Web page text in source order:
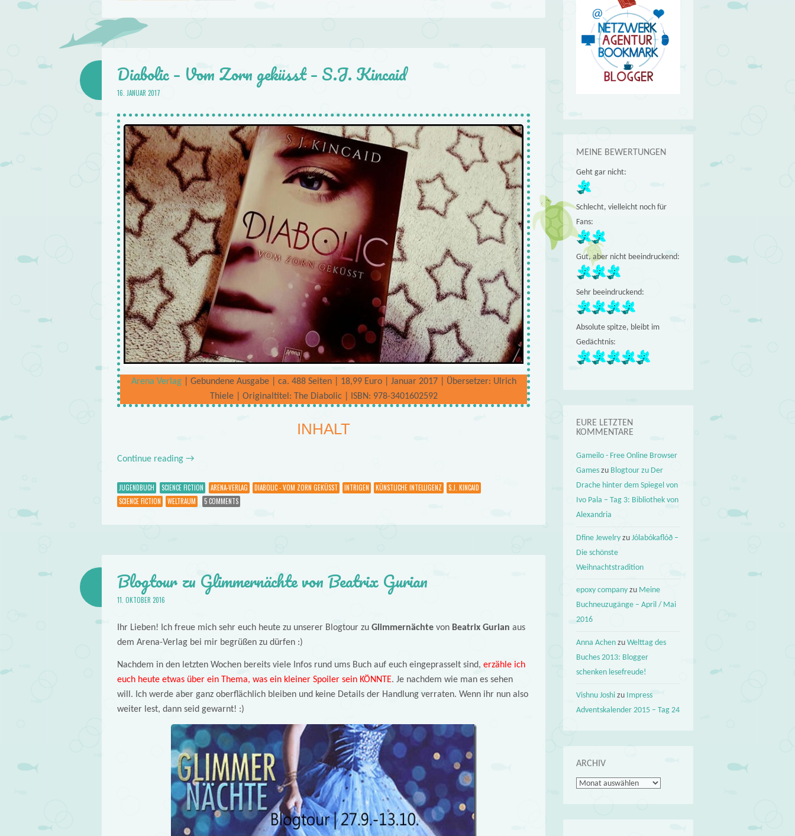
Diabolic – Vom Zorn geküsst – S.J. Kincaid
16. JANUAR 2017
Arena Verlag| Gebundene Ausgabe | ca. 488 Seiten | 18,99 Euro | Januar 2017 | Übersetzer: Ulrich
Thiele | Originaltitel: The Diabolic | ISBN: 978-3401602592
INHALT
Continue reading →
JUGENDBUCH SCIENCE FICTION ARENA-VERLAG DIABOLIC - VOM ZORN GEKÜSST INTRIGEN KÜNSTLICHE INTELLIGENZ
S.J. KINCAID
SCIENCE FICTION
WELTRAUM 5 COMMENTS
Blogtour zu Glimmernächte von Beatrix Gurian
11. OKTOBER 2016
Ihr Lieben! Ich freue mich sehr euch heute zu unserer Blogtour zu Glimmernächtevon Beatrix Gurian aus
dem Arena-Verlag bei mir begrüßen zu dürfen :)
Nachdem in den letzten Wochen bereits viele Infos rund ums Buch auf euch eingeprasselt sind, erzähle ich
euch heute etwas über ein Thema, was ein kleiner Spoiler sein KÖNNTE. Je nachdem wie man es sehen
will. Ich werde aber ganz oberflächlich bleiben und keine Details der Handlung verraten. Wenn ihr nun also
weiter lest, dann seid gewarnt! :)
MEINE BEWERTUNGEN
Geht gar nicht:
Schlecht, vielleicht noch für
Fans:
Gut, aber nicht beeindruckend:
Sehr beeindruckend:
Absolute spitze, bleibt im
Gedächtnis:
EURE LETZTEN
KOMMENTARE
Gameilo - Free Online Browser
Games zu Blogtour zu Der
Drache hinter dem Spiegel von
Ivo Pala – Tag 3: Bibliothek von
Alexandria
Dfine Jewelry zuJólabókaflóð –
Die schönste
Weihnachtstradition
epoxy company zu Meine
Buchneuzugänge – April / Mai
2016
Anna Achen zuWelttag des
Buches 2013: Blogger
schenken lesefreude!
Vishnu Joshi zu Impress
Adventskalender 2015 – Tag 24
ARCHIV
Archiv